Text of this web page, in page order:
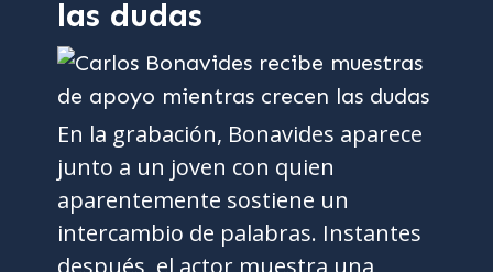
las dudas
En la grabación, Bonavides aparece
junto a un joven con quien
aparentemente sostiene un
intercambio de palabras. Instantes
después, el actor muestra una